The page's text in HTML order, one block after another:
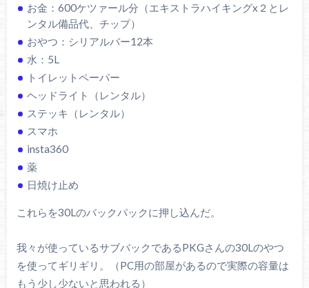
お金：600ケツァール分（エキストラハイキングx２とレ
ンタル備品代、チップ）
おやつ：シリアルバー12本
水：5L
トイレットペーパー
ヘッドライト（レンタル）
ステッキ（レンタル）
スマホ
insta360
薬
日焼け止め
これらを30Lのバックパックに押し込んだ。
我々が使っているサブバックであるPKGさんの30Lのやつ
を使ってギリギリ。（PC用の部屋があるので実際の容量は
もう少し少ないと思われる）